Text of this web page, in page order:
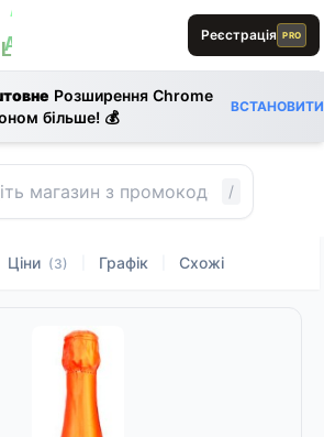
A
A
0 B
L
E
цін і знижки
Реєстрація PRO
Розширення Chrome
більше! 💰
ВСТАНОВИТИ
/
Ціни (3) Графік Схожі